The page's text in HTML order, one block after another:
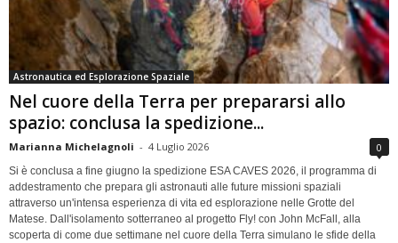
Astronautica ed Esplorazione Spaziale
Nel cuore della Terra per prepararsi allo
spazio: conclusa la spedizione...
Marianna Michelagnoli - 4 Luglio 2026 0
Si è conclusa a fine giugno la spedizione ESA CAVES 2026, il programma di
addestramento che prepara gli astronauti alle future missioni spaziali
attraverso un'intensa esperienza di vita ed esplorazione nelle Grotte del
Matese. Dall'isolamento sotterraneo al progetto Fly! con John McFall, alla
scoperta di come due settimane nel cuore della Terra simulano le sfide della